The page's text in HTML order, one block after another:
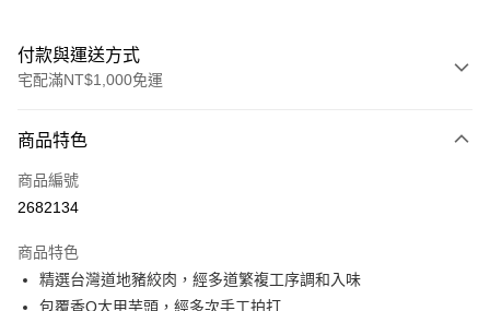
付款與運送方式
宅配滿NT$1,000免運
信用卡一次付款
LINE Pay
街口支付
商品特色
商品編號
2682134
商品特色
精選台灣道地豬絞肉，經多道繁複工序調和入味
包覆香Q大甲芋頭，經多次手工拍打